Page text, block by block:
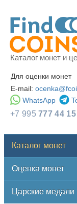
Каталог монет и
Для оценки монет
E-mail:
WhatsApp
+7 995777 44 15
Каталог монет
Оценка монет
Царские медали